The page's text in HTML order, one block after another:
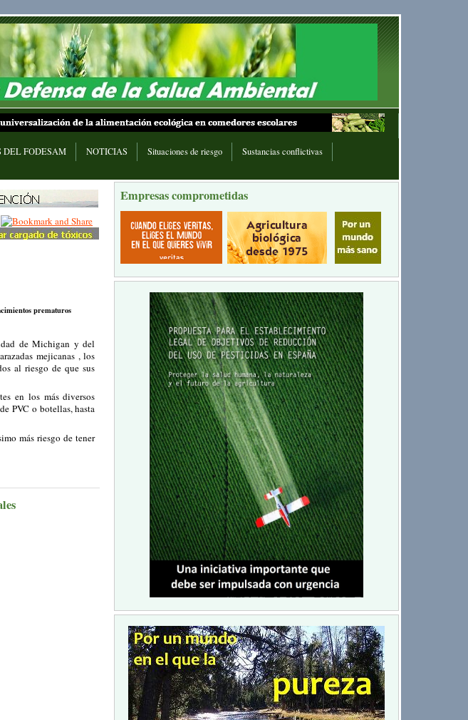
DEL FODESAM NOTICIAS Situaciones de riesgo
Sustancias conflictivas
prematuros
de Michigan y del
mejicanas , los
al riesgo de que sus
en los más diversos
PVC o botellas, hasta
más riesgo de tener
Empresas comprometidas